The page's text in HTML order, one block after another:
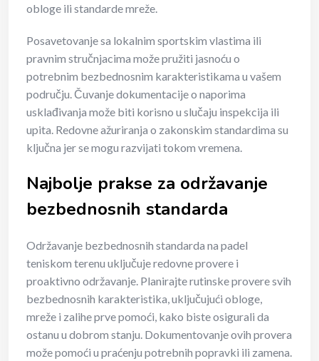
obloge ili standarde mreže.
Posavetovanje sa lokalnim sportskim vlastima ili
pravnim stručnjacima može pružiti jasnoću o
potrebnim bezbednosnim karakteristikama u vašem
području. Čuvanje dokumentacije o naporima
usklađivanja može biti korisno u slučaju inspekcija ili
upita. Redovne ažuriranja o zakonskim standardima su
ključna jer se mogu razvijati tokom vremena.
Najbolje prakse za održavanje
bezbednosnih standarda
Održavanje bezbednosnih standarda na padel
teniskom terenu uključuje redovne provere i
proaktivno održavanje. Planirajte rutinske provere svih
bezbednosnih karakteristika, uključujući obloge,
mreže i zalihe prve pomoći, kako biste osigurali da
ostanu u dobrom stanju. Dokumentovanje ovih provera
može pomoći u praćenju potrebnih popravki ili zamena.